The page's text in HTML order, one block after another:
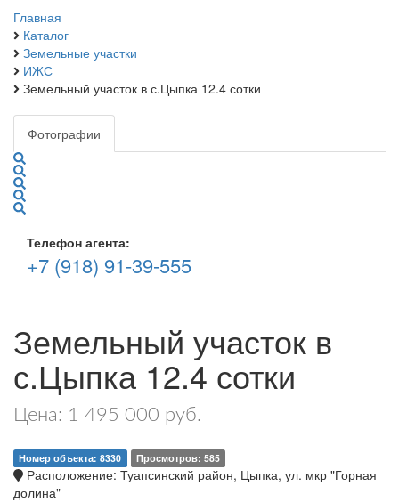
Главная
Каталог
Земельные участки
ИЖС
Земельный участок в с.Цыпка 12.4 сотки
Фотографии
Телефон агента:
+7 (918) 91-39-555
Земельный участок в
с.Цыпка 12.4 сотки
Цена: 1 495 000 руб.
Номер объекта: 8330 Просмотров: 585
Расположение: Туапсинский район, Цыпка, ул. мкр "Горная
долина"